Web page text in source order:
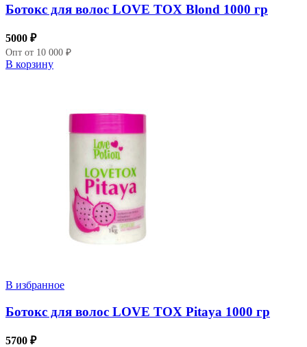
Ботокс для волос LOVE TOX Blond 1000 гр
5000 ₽
Опт от 10 000 ₽
В корзину
В избранное
Ботокс для волос LOVE TOX Pitaya 1000 гр
5700 ₽